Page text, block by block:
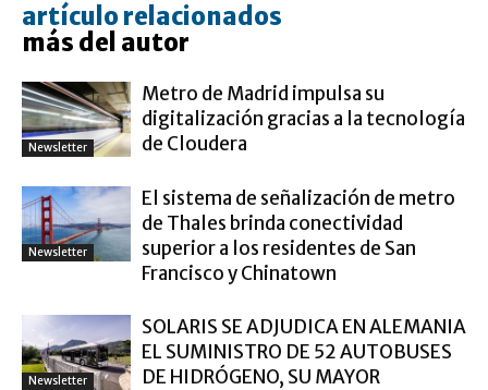
artículo relacionados
más del autor
Newsletter
Metro de Madrid impulsa su
digitalización gracias a la tecnología
de Cloudera
Newsletter
El sistema de señalización de metro
de Thales brinda conectividad
superior a los residentes de San
Francisco y Chinatown
Newsletter
SOLARIS SE ADJUDICA EN ALEMANIA
EL SUMINISTRO DE 52 AUTOBUSES
DE HIDRÓGENO, SU MAYOR